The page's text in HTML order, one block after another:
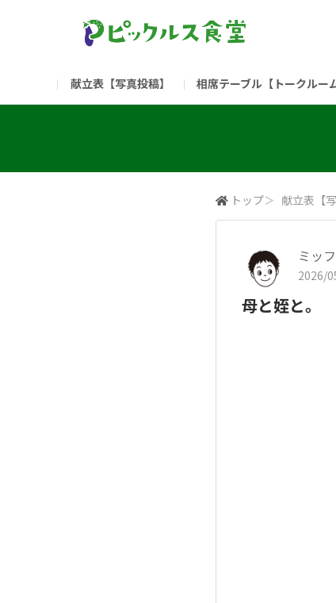
献立表【写真投稿】 相席テーブル【トークルー
（リンク）ご飯がススム ブランドサイト
トップ＞ 献立表【
ミッ
2026/
母と姪と。